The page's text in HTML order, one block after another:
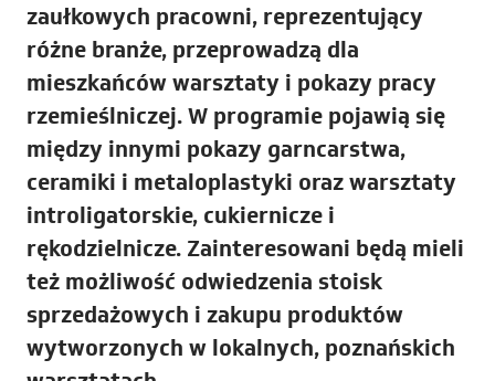
zaułkowych pracowni, reprezentujący
różne branże, przeprowadzą dla
mieszkańców warsztaty i pokazy pracy
rzemieślniczej. W programie pojawią się
między innymi pokazy garncarstwa,
ceramiki i metaloplastyki oraz warsztaty
introligatorskie, cukiernicze i
rękodzielnicze. Zainteresowani będą mieli
też możliwość odwiedzenia stoisk
sprzedażowych i zakupu produktów
wytworzonych w lokalnych, poznańskich